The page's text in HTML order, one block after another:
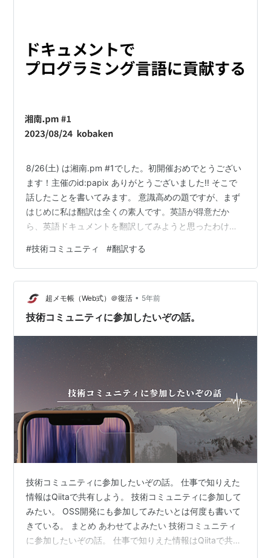
8/26(土) は湘南.pm #1でした。初開催おめでとうござい
ます！主催のid:papix ありがとうございました!! そこで
話したことを書いてみます。 意識高めの題ですが、まず
はじめに私は翻訳は全くの素人です。英語が得意だか
ら、英語ドキュメントを翻訳してみようと思ったわけで
ませんでした。 Perlの公式ドキュメントを和訳するよう
なワーキンググループを一年運営した話をしてみたいと
思います。 一年やってみて良かったと思いますし、技術
コミュニティに貢献する手として、みなさんの頭の片隅
にでも残ったら良いなと思って話します。 こばけんと言
#技術コミュニティ #翻訳する
超メモ帳（Web式）＠復活 • 5年前
技術コミュニティに参加したいぞの話。
技術コミュニティに参加したいぞの話。 仕事で知りえた
情報はQiitaで共有しよう。 技術コミュニティに参加して
みたい。 OSS開発にも参加してみたいとは何度も書いて
きている。 まとめ あわせてよみたい 技術コミュニティ
に参加したいぞの話。 仕事で知りえた情報はQiitaで共有